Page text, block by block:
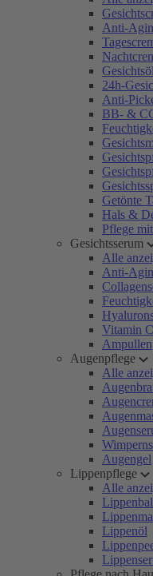
Anti-
Gesichtsöl
24h-
Anti-
BB- &
Getönte
Hals &
Pflege
Gesichtsserum
Alle
Anti-
Vitamin
Ampullen
Augenpflege
Alle
Augengel
Lippenpflege
Alle
Lippenöl